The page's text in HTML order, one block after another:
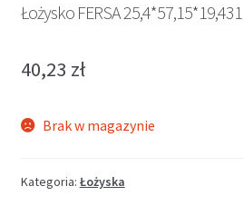
Łożysko FERSA 25,4*57,15*19,431
40,23 zł
Brak w magazynie
Kategoria: Łożyska